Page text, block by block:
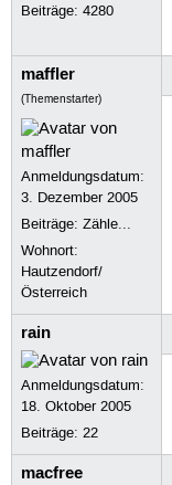
Beiträge:4280
maffler
(Themenstarter)
Anmeldungsdatum:
3. Dezember 2005
Beiträge:Zähle...
Wohnort:
Hautzendorf/
Österreich
rain
Anmeldungsdatum:
18. Oktober 2005
Beiträge:22
macfree